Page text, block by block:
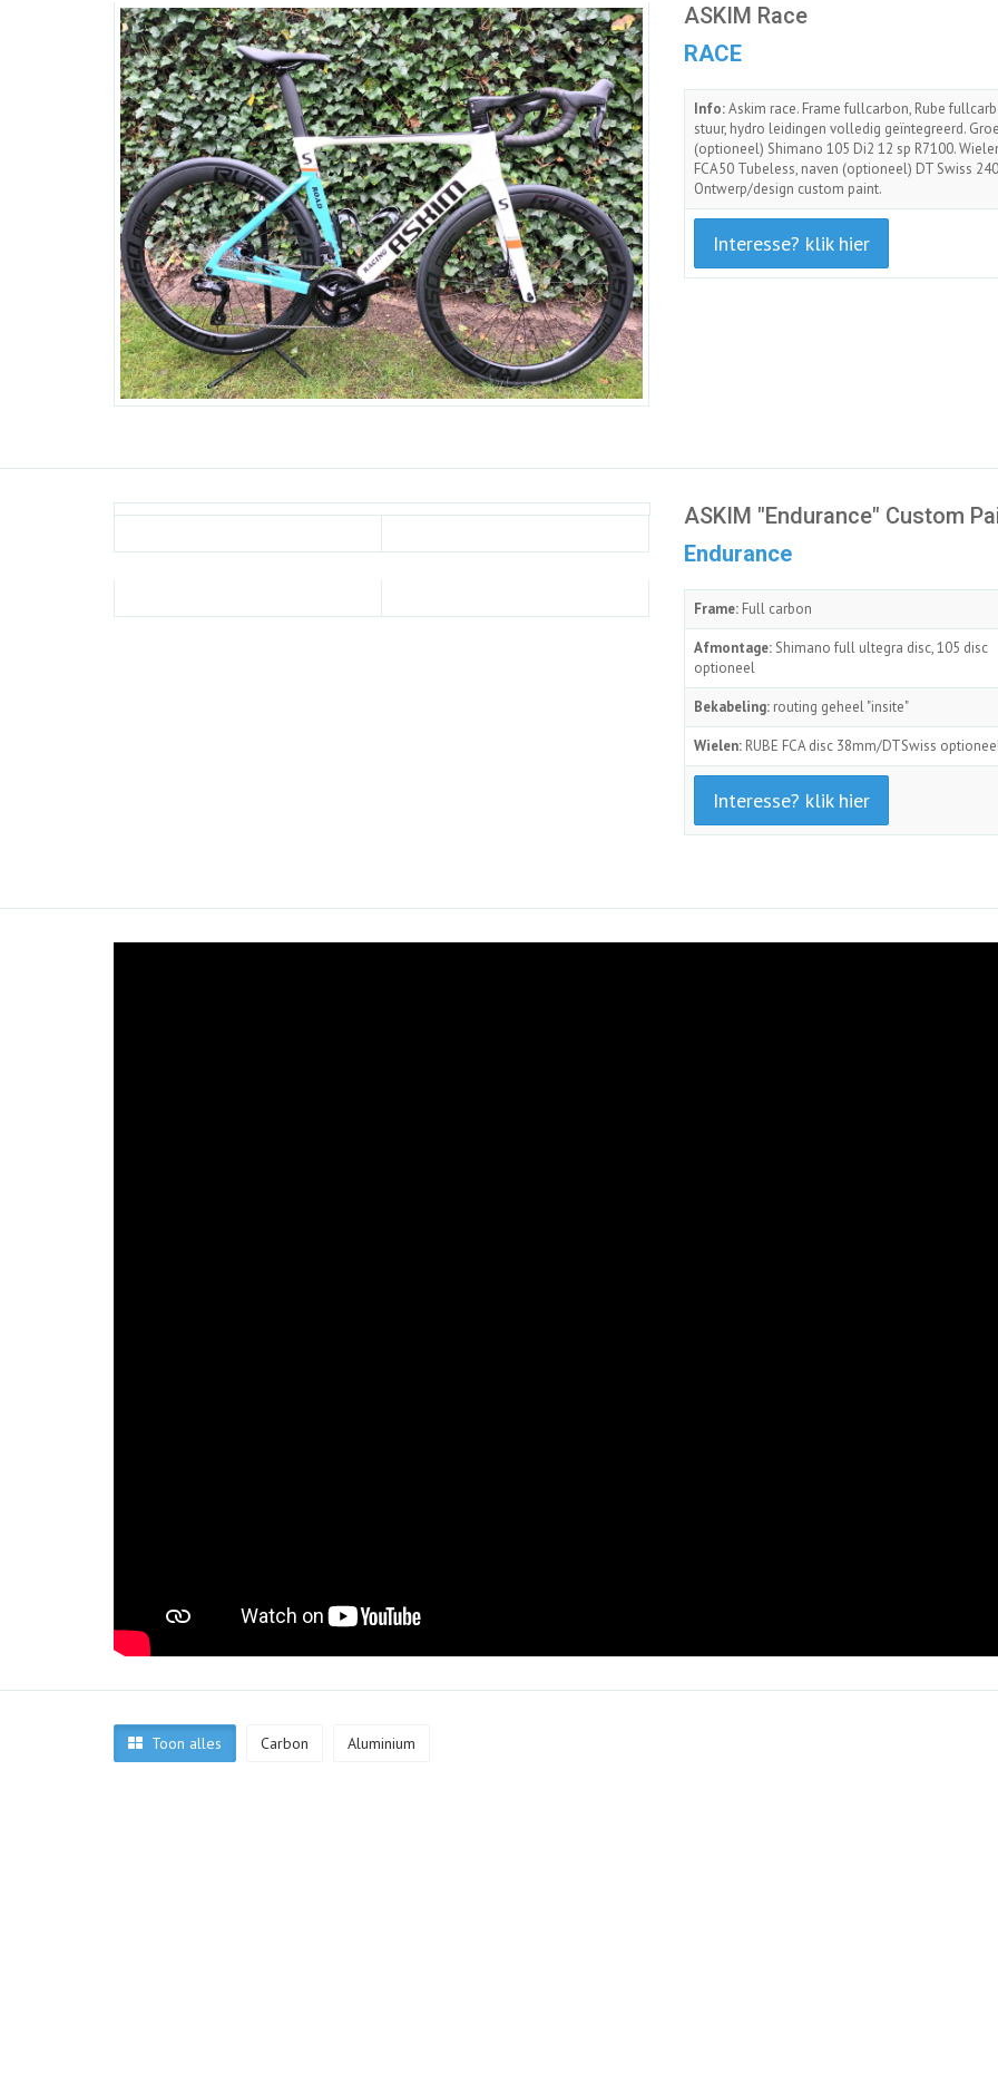
ASKIM Race
RACE
Info:Askim race. Frame fullcarbon, Rube
stuur, hydro leidingen volledig geïntegreerd.
(optioneel) Shimano 105 Di2 12 sp R7100.
FCA50 Tubeless, naven (optioneel) DT Swiss
Ontwerp/design custom paint.
Interesse? klik hier
ASKIM "Endurance" Custom
Endurance
Frame:Full carbon
Afmontage:Shimano full ultegra disc, 105 disc
optioneel
Bekabeling:routing geheel "insite"
Wielen:RUBE FCA disc 38mm/DTSwiss
Interesse? klik hier
Toon alles Carbon Aluminium